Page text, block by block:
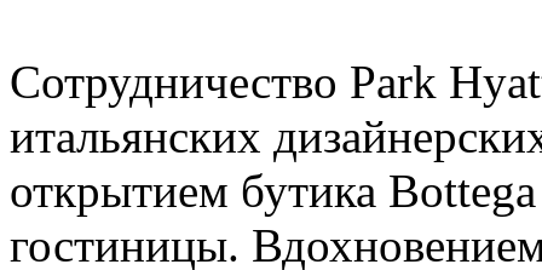
Сотрудничество Park
итальянских
открытием бутика
гостиницы.